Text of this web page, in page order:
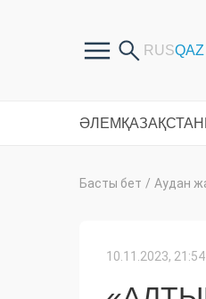
ӘЛЕМ ҚАЗАҚСТАН
Басты бет / Аудан
10.11.2023, 21:54